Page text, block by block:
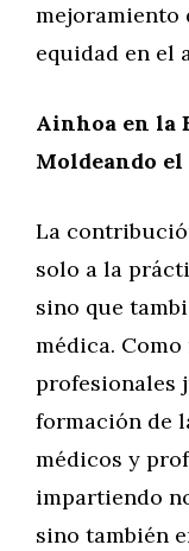
mejoramiento
equidad en el
Ainhoa en la
Moldeando
La
solo a la
sino que
médica.
profesionales
formación de
médicos y
impartiendo
sino también